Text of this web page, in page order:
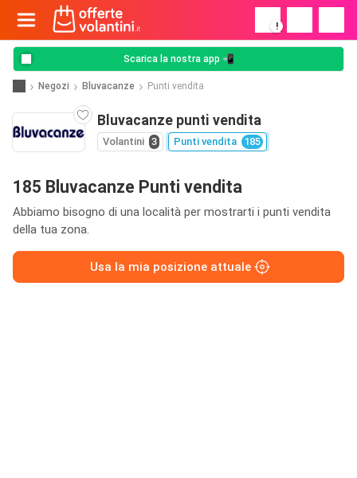
!
Scarica la nostra app 📲
Negozi Bluvacanze Punti vendita
Bluvacanze punti vendita
Volantini 3 Punti vendita 185
185 Bluvacanze Punti vendita
Abbiamo bisogno di una località per mostrarti i punti vendita
della tua zona.
Usa la mia posizione attuale